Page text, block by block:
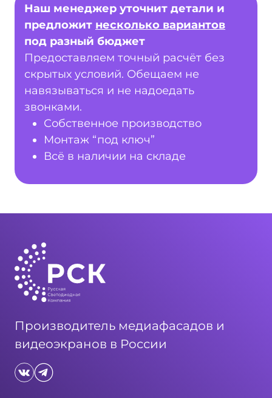
Наш менеджер уточнит детали и
предложит несколько вариантов
под разный бюджет
Предоставляем точный расчёт без
скрытых условий. Обещаем не
навязываться и не надоедать
звонками.
Собственное производство
Монтаж “под ключ”
Всё в наличии на складе
Производитель медиафасадов и
видеоэкранов в России